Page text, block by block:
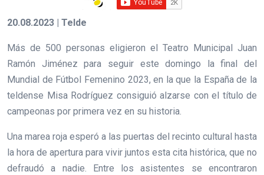
20.08.2023 | Telde
Más de 500 personas eligieron el Teatro Municipal Juan
Ramón Jiménez para seguir este domingo la final del
Mundial de Fútbol Femenino 2023, en la que la España de la
teldense Misa Rodríguez consiguió alzarse con el título de
campeonas por primera vez en su historia.
Una marea roja esperó a las puertas del recinto cultural hasta
la hora de apertura para vivir juntos esta cita histórica, que no
defraudó a nadie. Entre los asistentes se encontraron